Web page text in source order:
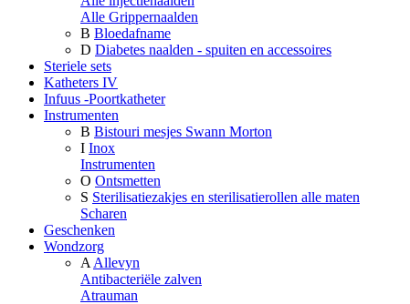
Alle Grippernaalden
B Bloedafname
D Diabetes naalden - spuiten en accessoires
Steriele sets
Katheters IV
Infuus -Poortkatheter
Instrumenten
B Bistouri mesjes Swann Morton
I Inox
Instrumenten
O Ontsmetten
S Sterilisatiezakjes en sterilisatierollen alle maten
Scharen
Geschenken
Wondzorg
A Allevyn
Antibacteriële zalven
Atrauman